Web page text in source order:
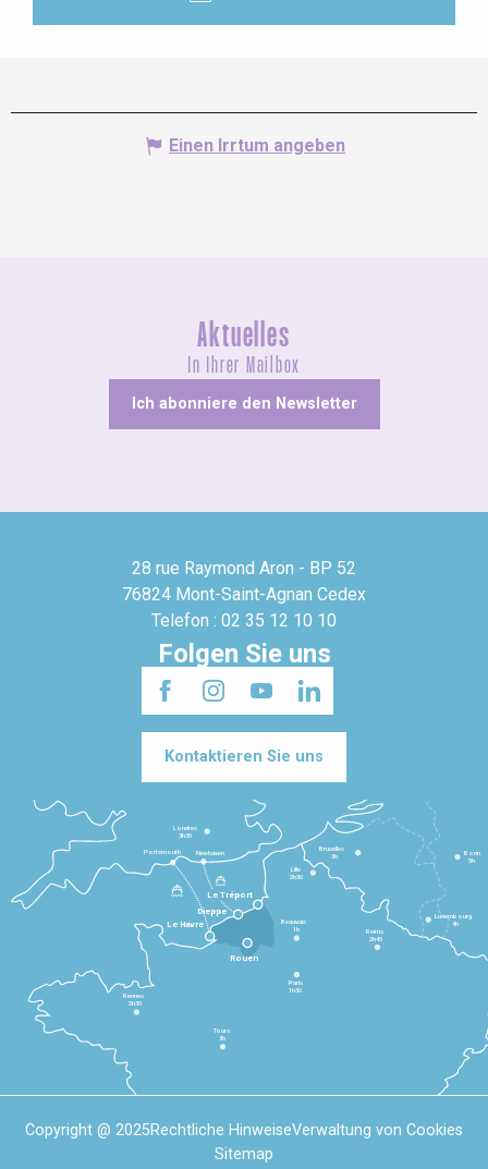
Einen Irrtum angeben
Aktuelles
In Ihrer Mailbox
Ich abonniere den Newsletter
28 rue Raymond Aron - BP 52
76824 Mont-Saint-Agnan Cedex
Telefon : 02 35 12 10 10
Folgen Sie uns
Kontaktieren Sie uns
Le Havre
Dieppe
Le Tréport
Rennes
2h30
Tours
3h
Paris
1h30
Beauvais
1h
Reims
2h45
Lille
2h30
Bruxelles
3h
Londres
3h30
Newhaven
Portsmouth
Bonn
5h
Luxembourg
4h
Rouen
Copyright @ 2025Rechtliche HinweiseVerwaltung von Cookies
Sitemap